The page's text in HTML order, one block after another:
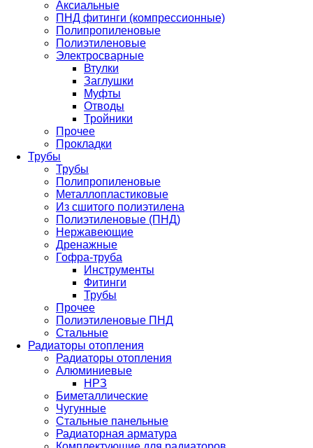
Аксиальные
ПНД фитинги (компрессионные)
Полипропиленовые
Полиэтиленовые
Электросварные
Втулки
Заглушки
Муфты
Отводы
Тройники
Прочее
Прокладки
Трубы
Трубы
Полипропиленовые
Металлопластиковые
Из сшитого полиэтилена
Полиэтиленовые (ПНД)
Нержавеющие
Дренажные
Гофра-труба
Инструменты
Фитинги
Трубы
Прочее
Полиэтиленовые ПНД
Стальные
Радиаторы отопления
Радиаторы отопления
Алюминиевые
НРЗ
Биметаллические
Чугунные
Стальные панельные
Радиаторная арматура